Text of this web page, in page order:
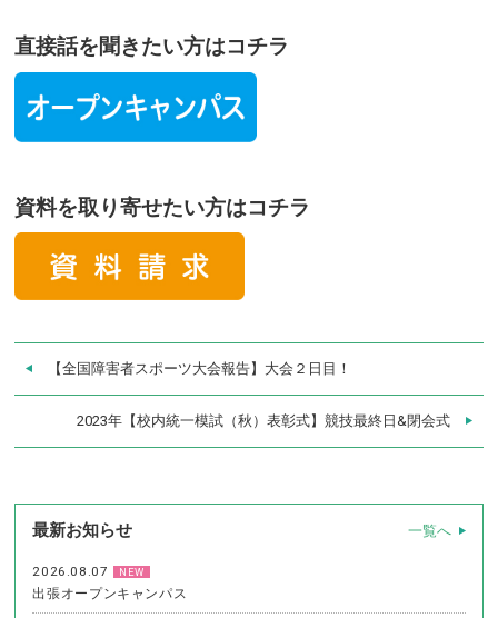
直接話を聞きたい方はコチラ
資料を取り寄せたい方はコチラ
【全国障害者スポーツ大会報告】大会２日目！
2023年【校内統一模試（秋）表彰式】競技最終日&閉会式
最新お知らせ 一覧へ
2026.08.07 NEW
出張オープンキャンパス